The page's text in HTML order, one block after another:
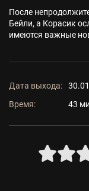
После
Бейли, а Корасик
имеются важные
Дата выхода:
Время:
43